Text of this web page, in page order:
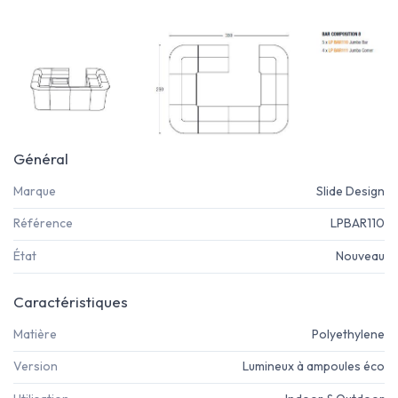
Général
Marque Slide Design
Référence LPBAR110
État Nouveau
Caractéristiques
Matière Polyethylene
Version Lumineux à ampoules éco